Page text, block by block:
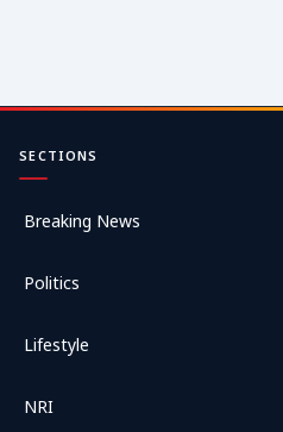
SECTIONS
Breaking News
Politics
Lifestyle
NRI